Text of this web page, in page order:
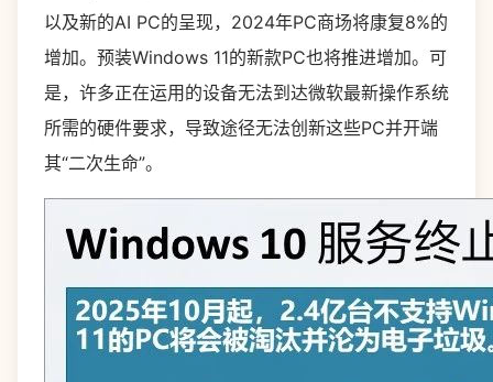
以及新的AI PC的呈现，2024年PC商场将康复8%的
增加。预装Windows 11的新款PC也将推进增加。可
是，许多正在运用的设备无法到达微软最新操作系统
所需的硬件要求，导致途径无法创新这些PC并开端
其“二次生命”。